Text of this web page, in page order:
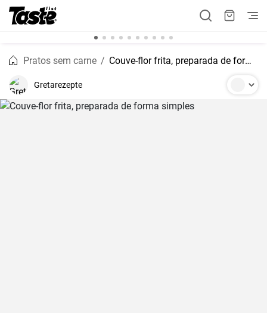
Pratos sem carne Couve-flor frita, preparada de forma simples
Gretarezepte